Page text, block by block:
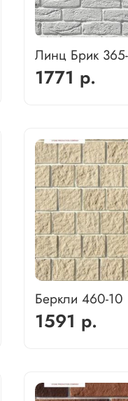
Линц Брик
1771 р.
Беркли 460-10
1591 р.